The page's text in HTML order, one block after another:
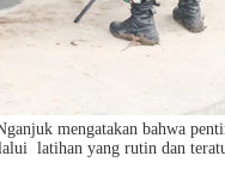
mengatakan bahwa
latihan yang rutin dan